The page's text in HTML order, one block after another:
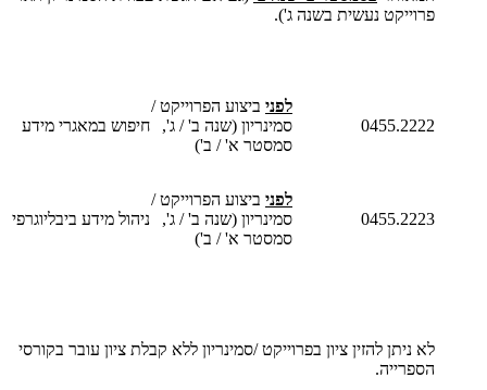
פרוייקט נעשית בשנה ג').
0455.2222
לפני ביצוע הפרוייקט /
סמינריון (שנה ב' / ג',
סמסטר א' / ב')
חיפוש במאגרי מידע
0455.2223
לפני ביצוע הפרוייקט /
סמינריון (שנה ב' / ג',
סמסטר א' / ב')
ניהול מידע ביבליוגרפי
לא ניתן להזין ציון בפרוייקט /סמינריון ללא קבלת ציון עובר בקורסי
הספרייה.